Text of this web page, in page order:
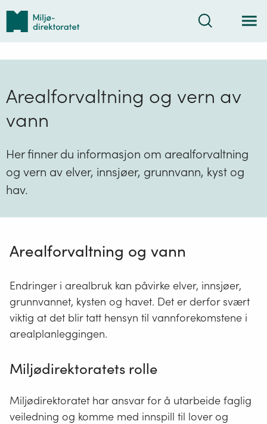
Tilbake
forsiden
Søk
Arealforvaltning og vern av
vann
Her finner du informasjon om arealforvaltning
og vern av elver, innsjøer, grunnvann, kyst og
hav.
Arealforvaltning og vann
Endringer i arealbruk kan påvirke elver, innsjøer,
grunnvannet, kysten og havet. Det er derfor svært
viktig at det blir tatt hensyn til vannforekomstene i
arealplanleggingen.
Miljødirektoratets rolle
Miljødirektoratet har ansvar for å utarbeide faglig
veiledning og komme med innspill til lover og